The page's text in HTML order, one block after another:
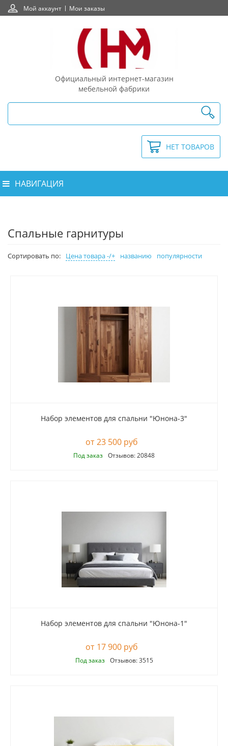
Мой аккаунт Мои заказы
Официальный интернет-магазин
мебельной фабрики
НЕТ ТОВАРОВ
НАВИГАЦИЯ
Спальные гарнитуры
Сортировать по: Цена товара -/+ названию популярности
Набор элементов для спальни "Юнона-3"
23 500 руб
Под заказ Отзывов: 20848
Набор элементов для спальни "Юнона-1"
17 900 руб
Под заказ Отзывов: 3515